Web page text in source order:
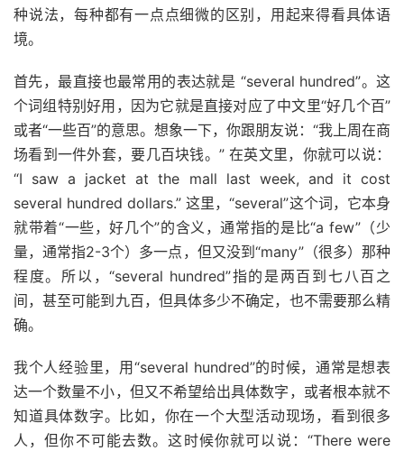
种说法，每种都有一点点细微的区别，用起来得看具体语
境。
首先，最直接也最常用的表达就是 “several hundred”。这
个词组特别好用，因为它就是直接对应了中文里“好几个百”
或者“一些百”的意思。想象一下，你跟朋友说：“我上周在商
场看到一件外套，要几百块钱。” 在英文里，你就可以说：
“I saw a jacket at the mall last week, and it cost
several hundred dollars.” 这里，“several”这个词，它本身
就带着“一些，好几个”的含义，通常指的是比“a few”（少
量，通常指2-3个）多一点，但又没到“many”（很多）那种
程度。所以，“several hundred”指的是两百到七八百之
间，甚至可能到九百，但具体多少不确定，也不需要那么精
确。
我个人经验里，用“several hundred”的时候，通常是想表
达一个数量不小，但又不希望给出具体数字，或者根本就不
知道具体数字。比如，你在一个大型活动现场，看到很多
人，但你不可能去数。这时候你就可以说：“There were